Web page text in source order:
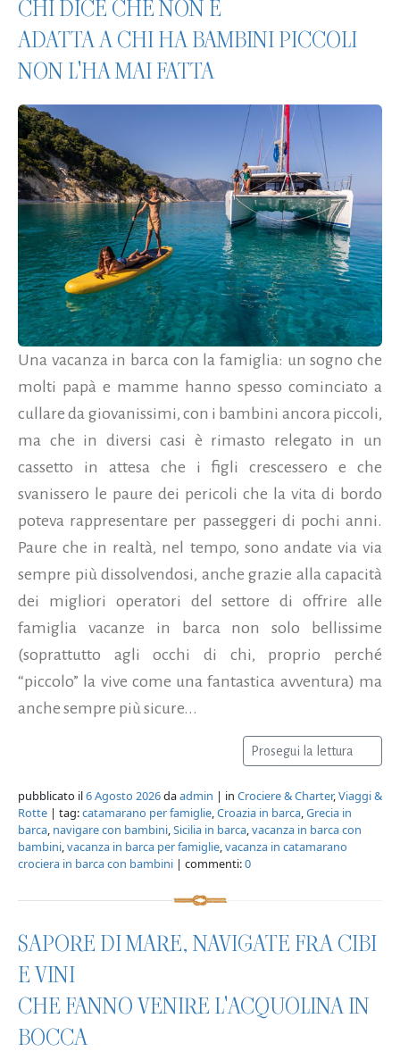
CHI DICE CHE NON È
ADATTA A CHI HA BAMBINI PICCOLI
NON L'HA MAI FATTA
Una vacanza in barca con la famiglia: un sogno che
molti papà e mamme hanno spesso cominciato a
cullare da giovanissimi, con i bambini ancora piccoli,
ma che in diversi casi è rimasto relegato in un
cassetto in attesa che i figli crescessero e che
svanissero le paure dei pericoli che la vita di bordo
poteva rappresentare per passeggeri di pochi anni.
Paure che in realtà, nel tempo, sono andate via via
sempre più dissolvendosi, anche grazie alla capacità
dei migliori operatori del settore di offrire alle
famiglia vacanze in barca non solo bellissime
(soprattutto agli occhi di chi, proprio perché
“piccolo” la vive come una fantastica avventura) ma
anche sempre più sicure...
Prosegui la lettura
pubblicato il6 Agosto 2026daadmin | in Crociere & Charter,Viaggi &
Rotte | tag:catamarano per famiglie,Croazia in barca,Grecia in
barca, navigare con bambini,Sicilia in barca,vacanza in barca con
bambini,vacanza in barca per famiglie,vacanza in catamarano
crociera in barca con bambini | commenti:0
SAPORE DI MARE, NAVIGATE FRA CIBI
E VINI
CHE FANNO VENIRE L'ACQUOLINA IN
BOCCA